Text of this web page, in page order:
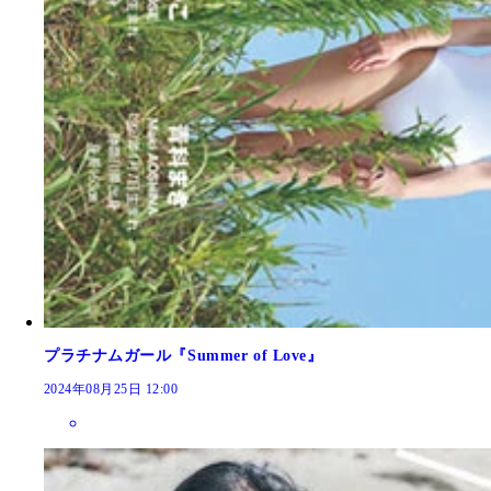
プラチナムガール『Summer of Love』
2024年08月25日 12:00